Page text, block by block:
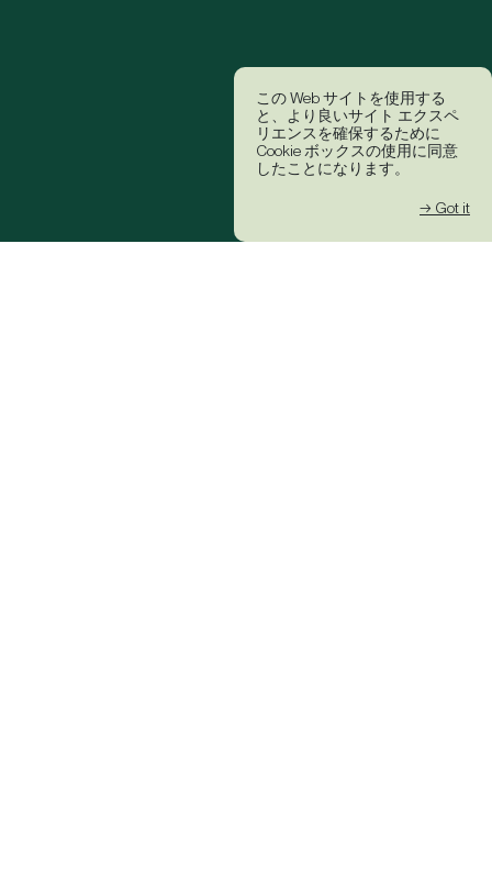
この Web サイトを使用する
と、より良いサイト エクスペ
リエンスを確保するために
Cookie ボックスの使用に同意
したことになります。
→ Got it